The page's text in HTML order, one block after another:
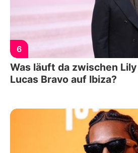
6
Was läuft da zwischen
Lucas Bravo auf Ibiza?